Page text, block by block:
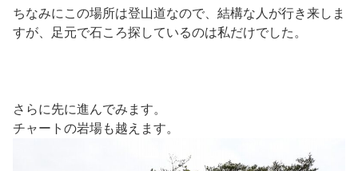
ちなみにこの場所は登山道なので、結構な人が行き来しま
すが、足元で石ころ探しているのは私だけでした。
さらに先に進んでみます。
チャートの岩場も越えます。